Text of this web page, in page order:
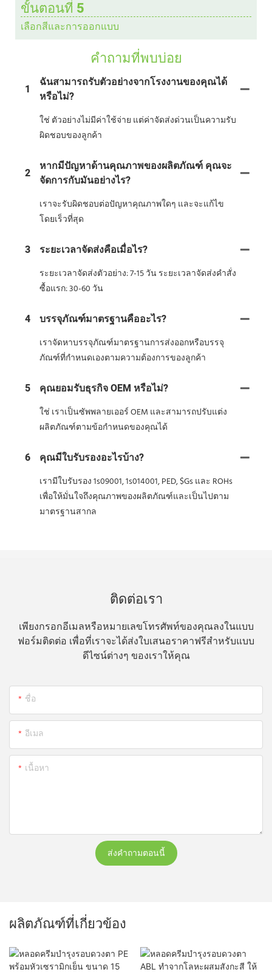
ขั้นตอนที่ 5
เลือกสีและการออกแบบ
คำถามที่พบบ่อย
1
ฉันสามารถรับตัวอย่างจากโรงงานของคุณได้
หรือไม่?
ใช่ ตัวอย่างไม่มีค่าใช้จ่าย แต่ค่าจัดส่งด่วนเป็นความรับ
ผิดชอบของลูกค้า
2
หากมีปัญหาด้านคุณภาพของผลิตภัณฑ์ คุณจะ
จัดการกับมันอย่างไร?
เราจะรับผิดชอบต่อปัญหาคุณภาพใดๆ และจะแก้ไข
โดยเร็วที่สุด
3 ระยะเวลาจัดส่งคือเมื่อไร?
ระยะเวลาจัดส่งตัวอย่าง: 7-15 วัน ระยะเวลาจัดส่งคำสั่ง
ซื้อแรก: 30-60 วัน
4 บรรจุภัณฑ์มาตรฐานคืออะไร?
เราจัดหาบรรจุภัณฑ์มาตรฐานการส่งออกหรือบรรจุ
ภัณฑ์ที่กำหนดเองตามความต้องการของลูกค้า
5 คุณยอมรับธุรกิจ OEM หรือไม่?
ใช่ เราเป็นซัพพลายเออร์ OEM และสามารถปรับแต่ง
ผลิตภัณฑ์ตามข้อกำหนดของคุณได้
6 คุณมีใบรับรองอะไรบ้าง?
เรามีใบรับรอง 1s09001, 1s014001, PED, $Gs และ ROHs
เพื่อให้มั่นใจถึงคุณภาพของผลิตภัณฑ์และเป็นไปตาม
มาตรฐานสากล
ติดต่อเรา
เพียงกรอกอีเมลหรือหมายเลขโทรศัพท์ของคุณลงในแบบ
ฟอร์มติดต่อ เพื่อที่เราจะได้ส่งใบเสนอราคาฟรีสำหรับแบบ
ดีไซน์ต่างๆ ของเราให้คุณ
ชื่อ
อีเมล
เนื้อหา
ส่งคำถามตอนนี้
ผลิตภัณฑ์ที่เกี่ยวข้อง